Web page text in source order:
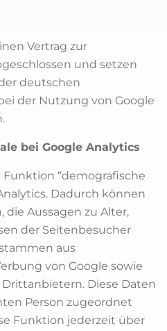
Vertrag zur
und setzen
deutschen
der Nutzung von Google
bei Google Analytics
“demografische
Dadurch können
Aussagen zu Alter,
der Seitenbesucher
aus
von Google sowie
Diese Daten
Person zugeordnet
Funktion jederzeit über